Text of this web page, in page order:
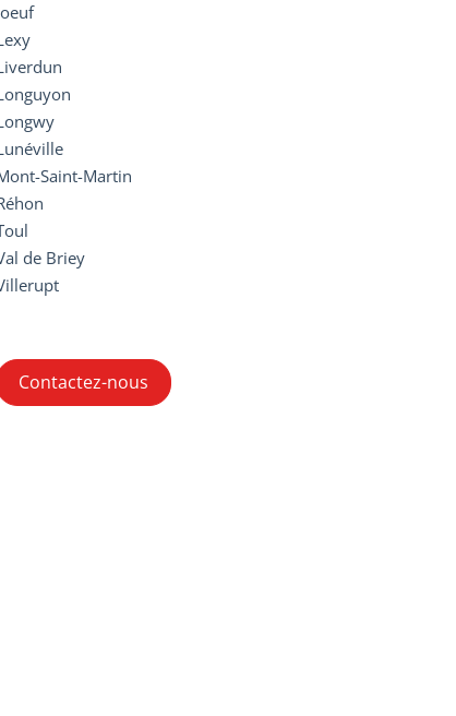
Saint-Martin
de Briey
Contactez-nous